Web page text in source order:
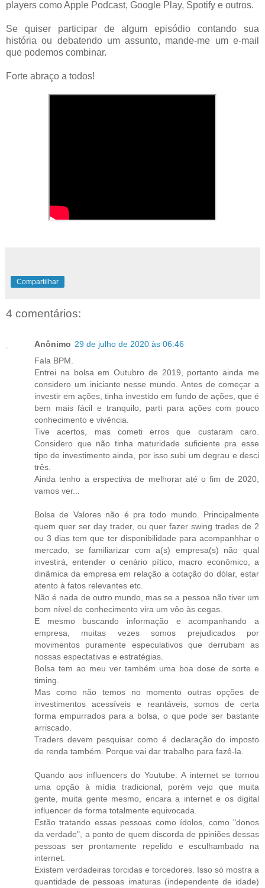
players como Apple Podcast, Google Play, Spotify e outros.
Se quiser participar de algum episódio contando sua
história ou debatendo um assunto, mande-me um e-mail
que podemos combinar.
Forte abraço a todos!
Compartilhar
4 comentários:
Anônimo 29 de julho de 2020 às 06:46
Fala BPM.
Entrei na bolsa em Outubro de 2019, portanto ainda me
considero um iniciante nesse mundo. Antes de começar a
investir em ações, tinha investido em fundo de ações, que é
bem mais fácil e tranquilo, parti para ações com pouco
conhecimento e vivência.
Tive acertos, mas cometi erros que custaram caro.
Considero que não tinha maturidade suficiente pra esse
tipo de investimento ainda, por isso subi um degrau e desci
três.
Ainda tenho a erspectiva de melhorar até o fim de 2020,
vamos ver...
Bolsa de Valores não é pra todo mundo. Principalmente
quem quer ser day trader, ou quer fazer swing trades de 2
ou 3 dias tem que ter disponibilidade para acompanhhar o
mercado, se familiarizar com a(s) empresa(s) não qual
investirá, entender o cenário pítico, macro econômico, a
dinâmica da empresa em relação a cotação do dólar, estar
atento à fatos relevantes etc.
Não é nada de outro mundo, mas se a pessoa não tiver um
bom nível de conhecimento vira um vôo às cegas.
E mesmo buscando informação e acompanhando a
empresa, muitas vezes somos prejudicados por
movimentos puramente especulativos que derrubam as
nossas espectativas e estratégias.
Bolsa tem ao meu ver também uma boa dose de sorte e
timing.
Mas como não temos no momento outras opções de
investimentos acessíveis e reantáveis, somos de certa
forma empurrados para a bolsa, o que pode ser bastante
arriscado.
Traders devem pesquisar como é declaração do imposto
de renda também. Porque vai dar trabalho para fazê-la.
Quando aos influencers do Youtube: A internet se tornou
uma opção à mídia tradicional, porém vejo que muita
gente, muita gente mesmo, encara a internet e os digital
influencer de forma totalmente equivocada.
Estão tratando essas pessoas como ídolos, como "donos
da verdade", a ponto de quem discorda de ppiniões dessas
pessoas ser prontamente repelido e esculhambado na
internet.
Existem verdadeiras torcidas e torcedores. Isso só mostra a
quantidade de pessoas imaturas (independente de idade)